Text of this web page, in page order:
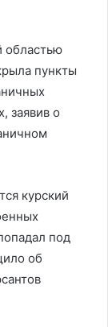
областью
пункты
заявив о
курский
под
об